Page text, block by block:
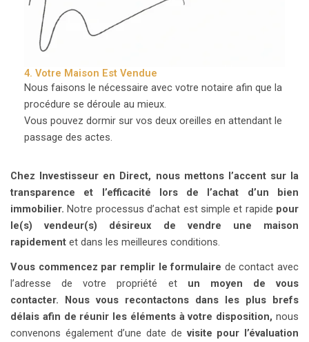
4. Votre Maison Est Vendue
Nous faisons le nécessaire avec votre notaire afin que la
procédure se déroule au mieux.
Vous pouvez dormir sur vos deux oreilles en attendant le
passage des actes.
Chez Investisseur en Direct, nous mettons l’accent sur la
transparence et l’efficacité lors de l’achat d’un bien
immobilier. Notre processus d’achat est simple et rapide pour
le(s) vendeur(s) désireux de vendre une maison
rapidement et dans les meilleures conditions.
Vous commencez par remplir le formulaire de contact avec
l’adresse de votre propriété et un moyen de vous
contacter.
Nous vous recontactons dans les plus brefs
délais afin de réunir les éléments à votre disposition, nous
convenons également d’une date de visite pour l’évaluation